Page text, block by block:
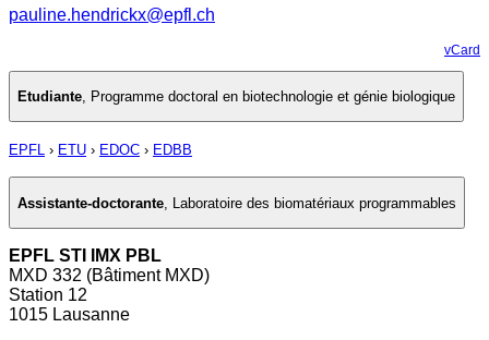
pauline.hendrickx@epfl.ch
vCard
Etudiante, Programme doctoral en biotechnologie et génie biologique
EPFL › ETU › EDOC › EDBB
Assistante-doctorante Laboratoire des biomatériaux programmables
EPFL STI IMX PBL
MXD 332 (Bâtiment MXD)
Station 12
1015 Lausanne